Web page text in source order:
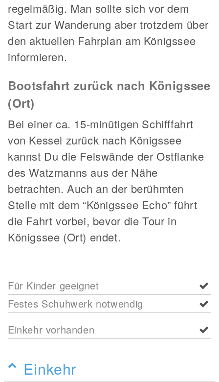
regelmäßig. Man sollte sich vor dem
Start zur Wanderung aber trotzdem über
den aktuellen Fahrplan am Königssee
informieren.
Bootsfahrt zurück nach Königssee
(Ort)
Bei einer ca. 15-minütigen Schifffahrt
von Kessel zurück nach Königssee
kannst Du die Felswände der Ostflanke
des Watzmanns aus der Nähe
betrachten. Auch an der berühmten
Stelle mit dem “Königssee Echo” führt
die Fahrt vorbei, bevor die Tour in
Königssee (Ort) endet.
Für Kinder geeignet
Festes Schuhwerk notwendig
Einkehr vorhanden
Einkehr